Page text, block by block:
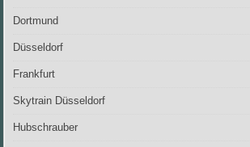
Dortmund
Düsseldorf
Frankfurt
Skytrain Düsseldorf
Hubschrauber